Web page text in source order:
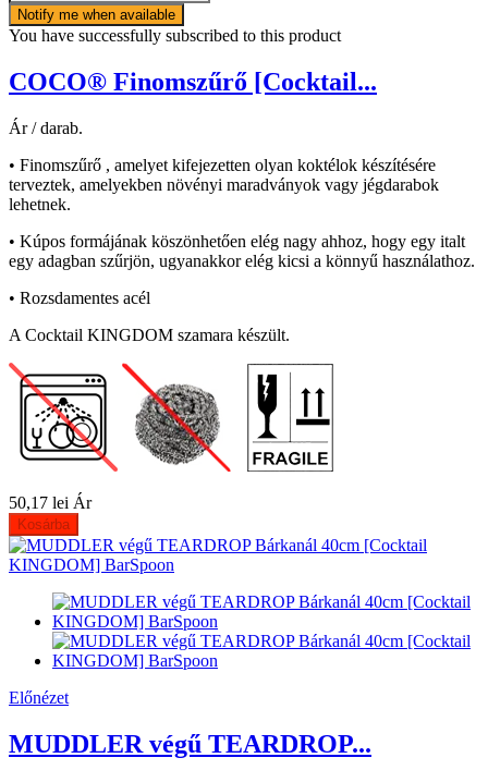
Notify me when available
You have successfully subscribed to this product
COCO® Finomszűrő [Cocktail...
Ár / darab.
• Finomszűrő , amelyet kifejezetten olyan koktélok készítésére
terveztek, amelyekben növényi maradványok vagy jégdarabok
lehetnek.
• Kúpos formájának köszönhetően elég nagy ahhoz, hogy egy italt
egy adagban szűrjön, ugyanakkor elég kicsi a könnyű használathoz.
• Rozsdamentes acél
A Cocktail KINGDOM szamara készült.
50,17 lei Ár
Kosárba
Előnézet
MUDDLER végű TEARDROP...